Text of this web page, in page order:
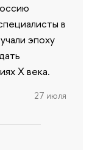
в
эпоху
X века.
27 июля